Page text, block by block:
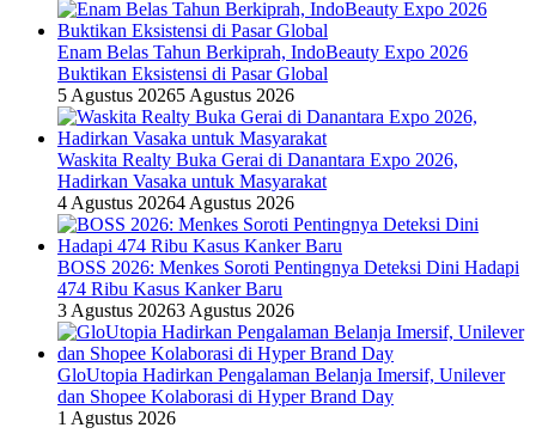
Enam Belas Tahun Berkiprah, IndoBeauty Expo 2026
Buktikan Eksistensi di Pasar Global
5 Agustus 20265 Agustus 2026
Waskita Realty Buka Gerai di Danantara Expo 2026,
Hadirkan Vasaka untuk Masyarakat
4 Agustus 20264 Agustus 2026
BOSS 2026: Menkes Soroti Pentingnya Deteksi Dini Hadapi
474 Ribu Kasus Kanker Baru
3 Agustus 20263 Agustus 2026
GloUtopia Hadirkan Pengalaman Belanja Imersif, Unilever
dan Shopee Kolaborasi di Hyper Brand Day
1 Agustus 2026